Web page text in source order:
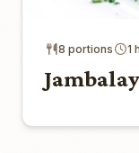
8 portions 1